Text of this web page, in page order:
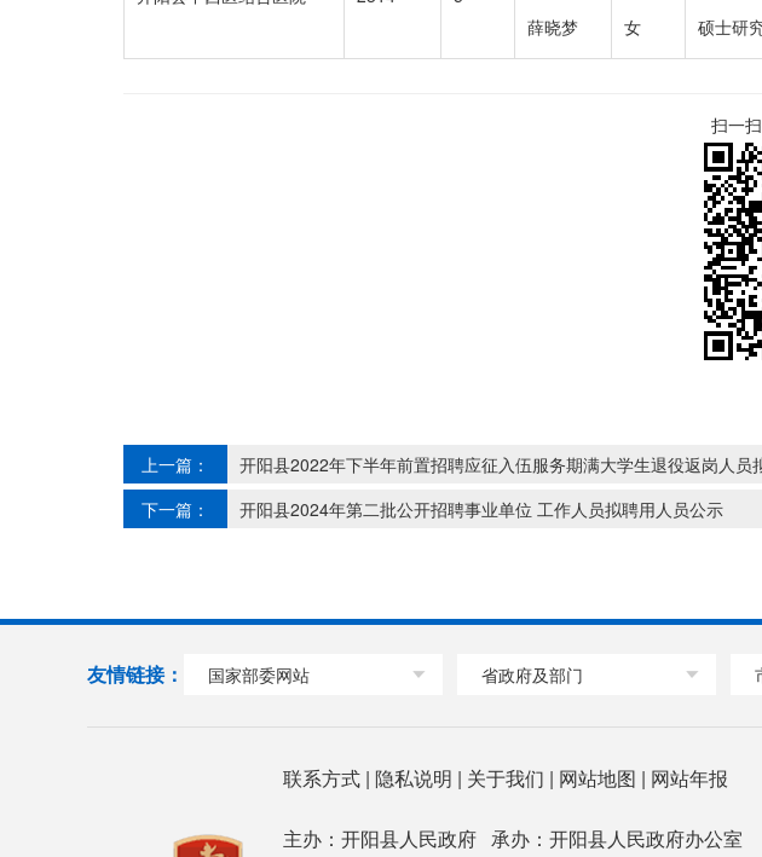
薛晓梦 女 硕士研
扫一
上一篇：
开阳县2022年下半年前置招聘应征入伍服务期满大学生退役返岗人员
下一篇：
开阳县2024年第二批公开招聘事业单位 工作人员拟聘用人员公示
友情链接： 国家部委网站 省政府及部门
联系方式 | 隐私说明 | 关于我们 | 网站地图 | 网站年报
主办：开阳县人民政府 承办：开阳县人民政府办公室